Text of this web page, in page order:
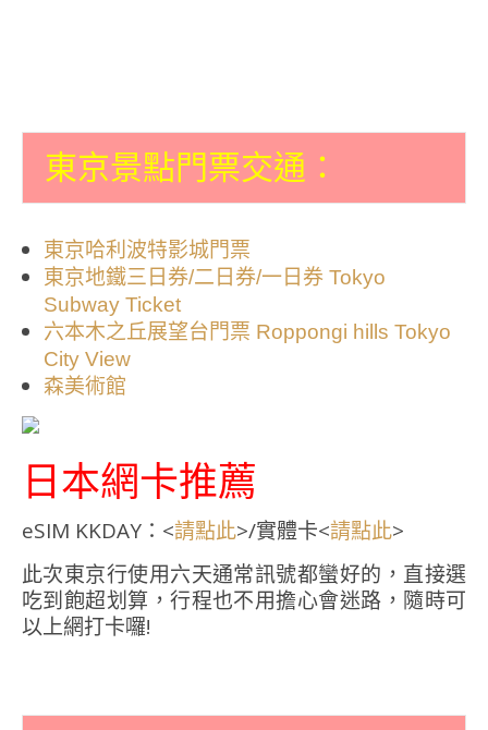
東京景點門票交通：
東京哈利波特影城門票
東京地鐵三日券/二日券/一日券 Tokyo
Subway Ticket
六本木之丘展望台門票 Roppongi hills Tokyo
City View
森美術館
日本網卡推薦
eSIM KKDAY：<請點此>/實體卡<請點此>
此次東京行使用六天通常訊號都蠻好的，直接選
吃到飽超划算，行程也不用擔心會迷路，隨時可
以上網打卡囉!